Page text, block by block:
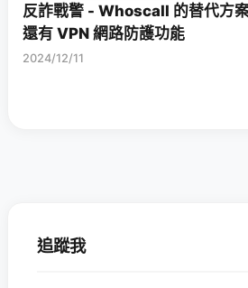
反詐戰警 - Whoscall 的替代方
還有 VPN 網路防護功能
2024/12/11
追蹤我